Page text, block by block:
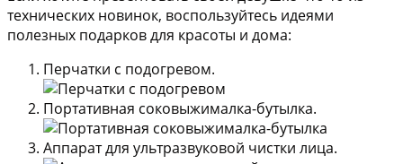
технических новинок, воспользуйтесь идеями
полезных подарков для красоты и дома:
Перчатки с подогревом.
Портативная соковыжималка-бутылка.
Аппарат для ультразвуковой чистки лица.